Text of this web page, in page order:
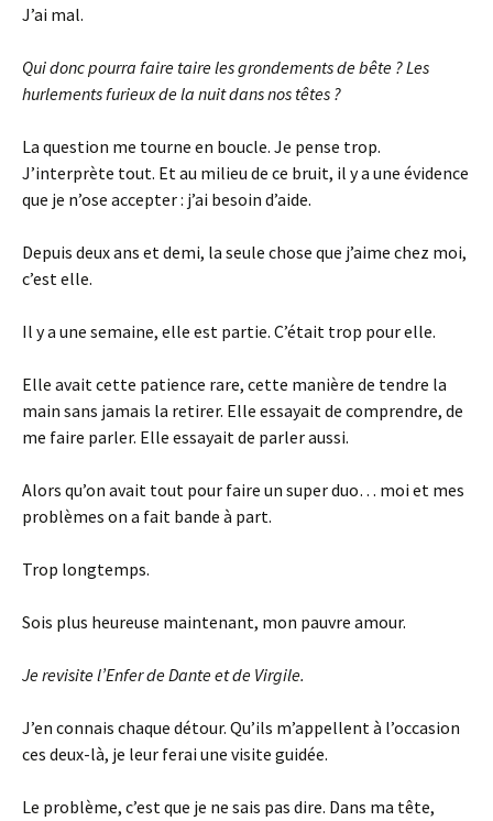
J’ai mal.
Qui donc pourra faire taire les grondements de bête ? Les
hurlements furieux de la nuit dans nos têtes ?
La question me tourne en boucle. Je pense trop.
J’interprète tout. Et au milieu de ce bruit, il y a une évidence
que je n’ose accepter : j’ai besoin d’aide.
Depuis deux ans et demi, la seule chose que j’aime chez moi,
c’est elle.
Il y a une semaine, elle est partie. C’était trop pour elle.
Elle avait cette patience rare, cette manière de tendre la
main sans jamais la retirer. Elle essayait de comprendre, de
me faire parler. Elle essayait de parler aussi.
Alors qu’on avait tout pour faire un super duo… moi et mes
problèmes on a fait bande à part.
Trop longtemps.
Sois plus heureuse maintenant, mon pauvre amour.
Je revisite l’Enfer de Dante et de Virgile.
J’en connais chaque détour. Qu’ils m’appellent à l’occasion
ces deux-là, je leur ferai une visite guidée.
Le problème, c’est que je ne sais pas dire. Dans ma tête,